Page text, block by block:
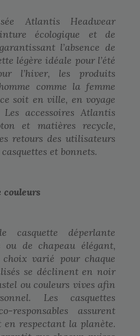
Atlantis Headwear
écologique et de
l’absence de
légère idéale pour l’été
l’hiver, les produits
comme la femme
soit en ville, en voyage
accessoires Atlantis
et matières recycle,
retours des utilisateurs
et bonnets.
couleurs
casquette déperlante
ou de chapeau élégant,
varié pour chaque
se déclinent en noir
ou couleurs vives afin
Les casquettes
responsables assurent
respectant la planète.